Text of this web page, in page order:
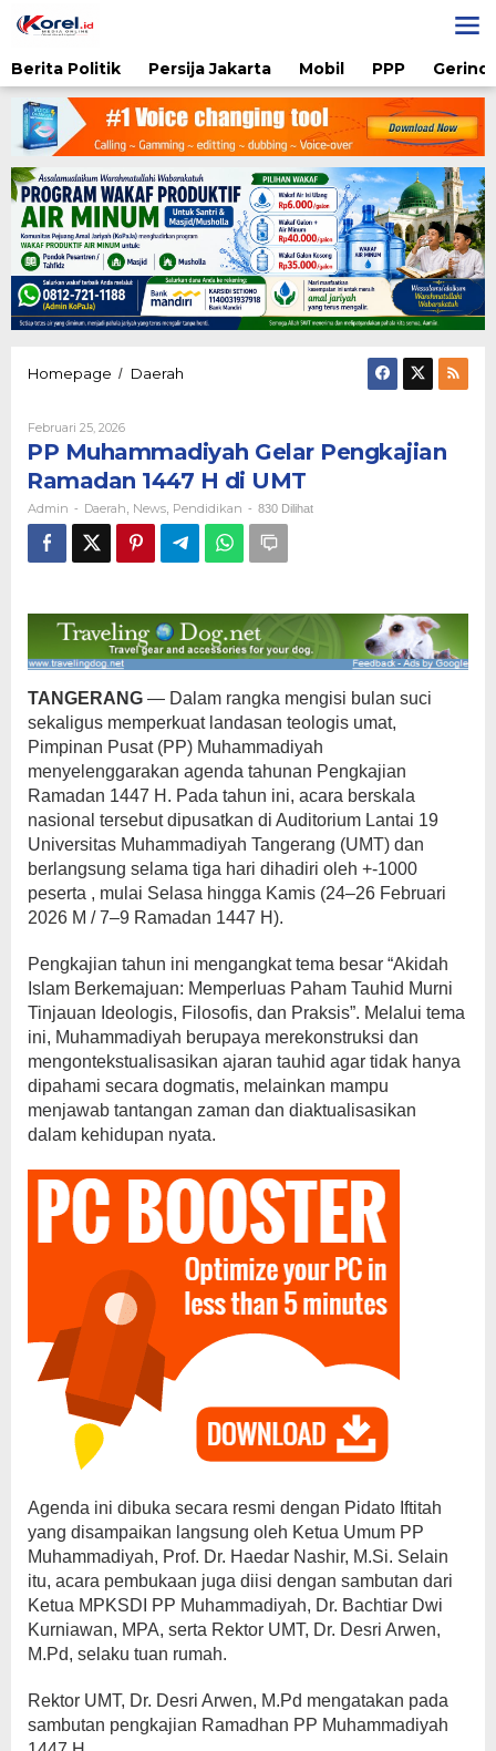
ke
Berita Politik
Persija Jakarta Mobil PPP
Homepage / Daerah
Ramadan
1447
H
di
UMT
Februari 25, 2026Oleh
PP Muhammadiyah Gelar Pengkajian
Ramadan 1447 H di UMT
Admin - Daerah News Pendidikan - 830 Dilihat
TANGERANG — Dalam rangka mengisi bulan suci
sekaligus memperkuat landasan teologis umat,
Pimpinan Pusat (PP) Muhammadiyah
menyelenggarakan agenda tahunan Pengkajian
Ramadan 1447 H. Pada tahun ini, acara berskala
nasional tersebut dipusatkan di Auditorium Lantai 19
Universitas Muhammadiyah Tangerang (UMT) dan
berlangsung selama tiga hari dihadiri oleh +-1000
peserta , mulai Selasa hingga Kamis (24–26 Februari
2026 M / 7–9 Ramadan 1447 H).
Pengkajian tahun ini mengangkat tema besar “Akidah
Islam Berkemajuan: Memperluas Paham Tauhid Murni
Tinjauan Ideologis, Filosofis, dan Praksis”. Melalui tema
ini, Muhammadiyah berupaya merekonstruksi dan
mengontekstualisasikan ajaran tauhid agar tidak hanya
dipahami secara dogmatis, melainkan mampu
menjawab tantangan zaman dan diaktualisasikan
dalam kehidupan nyata.
Agenda ini dibuka secara resmi dengan Pidato Iftitah
yang disampaikan langsung oleh Ketua Umum PP
Muhammadiyah, Prof. Dr. Haedar Nashir, M.Si. Selain
itu, acara pembukaan juga diisi dengan sambutan dari
Ketua MPKSDI PP Muhammadiyah, Dr. Bachtiar Dwi
Kurniawan, MPA, serta Rektor UMT, Dr. Desri Arwen,
M.Pd, selaku tuan rumah.
Rektor UMT, Dr. Desri Arwen, M.Pd mengatakan pada
sambutan pengkajian Ramadhan PP Muhammadiyah